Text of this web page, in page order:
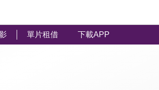
單片租借 下載APP